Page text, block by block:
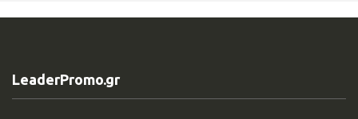
LeaderPromo.gr